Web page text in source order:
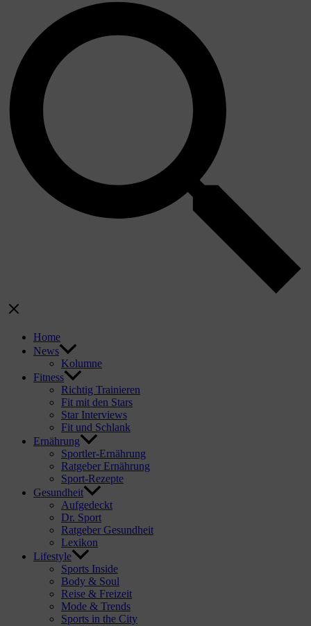
Home
News
Kolumne
Fitness
Richtig Trainieren
Fit mit den Stars
Star Interviews
Fit und Schlank
Ernährung
Sportler-Ernährung
Ratgeber Ernährung
Sport-Rezepte
Gesundheit
Aufgedeckt
Dr. Sport
Ratgeber Gesundheit
Lexikon
Lifestyle
Sports Inside
Body & Soul
Reise & Freizeit
Mode & Trends
Sports in the City